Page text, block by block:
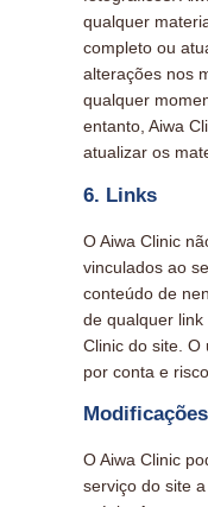
qualquer
completo ou
alterações nos
qualquer
entanto, Aiwa
atualizar os
6. Links
O Aiwa Clinic
vinculados ao
conteúdo de
de qualquer link
Clinic do site. O
por conta e
Modificações
O Aiwa Clinic
serviço do site